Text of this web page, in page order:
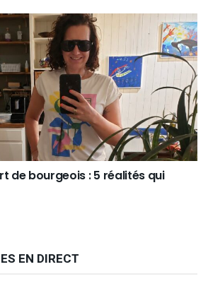
de bourgeois : 5 réalités qui
EN DIRECT